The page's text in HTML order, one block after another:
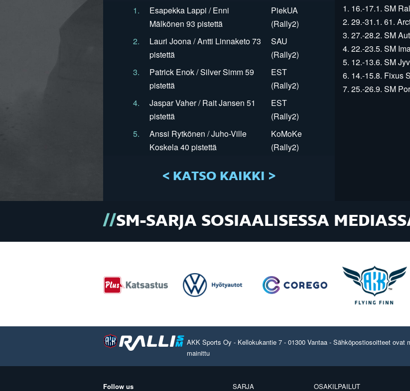
1.
Esapekka Lappi / Enni
Mälkönen 93 pistettä
PiekUA
(Rally2)
2.
Lauri Joona / Antti Linnaketo 73
pistettä
SAU
(Rally2)
3.
Patrick Enok / Silver Simm 59
pistettä
EST
(Rally2)
4.
Jaspar Vaher / Rait Jansen 51
pistettä
EST
(Rally2)
5.
Anssi Rytkönen / Juho-Ville
Koskela 40 pistettä
KoMoKe
(Rally2)
< KATSO KAIKKI >
1. 16.-17.1. SM
2. 29.-31.1. 61.
3. 27.-28.2. SM
4. 22.-23.5. SM
5. 12.-13.6. SM
6. 14.-15.8. Fixus
7. 25.-26.9. SM
SM-SARJA SOSIAALISESSA
AKK Sports Oy - Kellokukantie 7 - 01300 Vantaa - Sähköpostiosoitteet
mainittu
Follow us SARJA OSAKILPAILUT